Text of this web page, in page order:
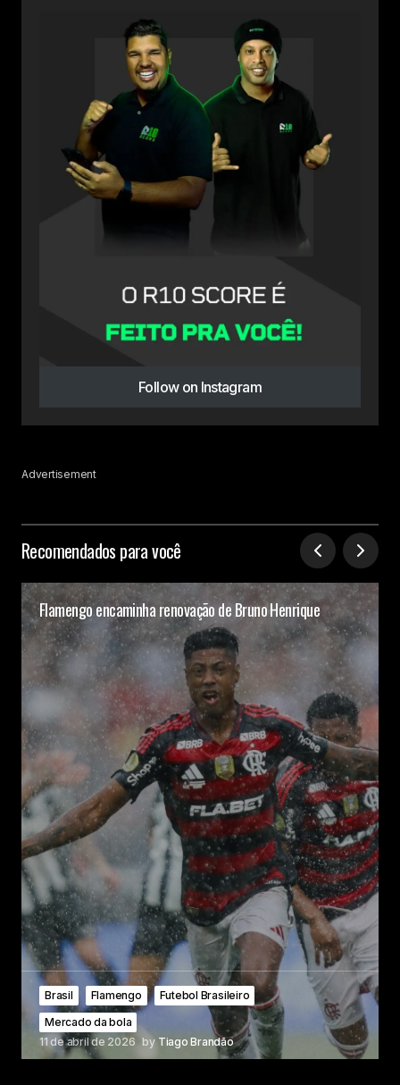
Follow on Instagram
Advertisement
Recomendados para você
Flamengo encaminha renovação de Bruno Henrique
Brasil Flamengo
Futebol Brasileiro
Mercado da bola
11 de abril de 2026 by Tiago Brandão